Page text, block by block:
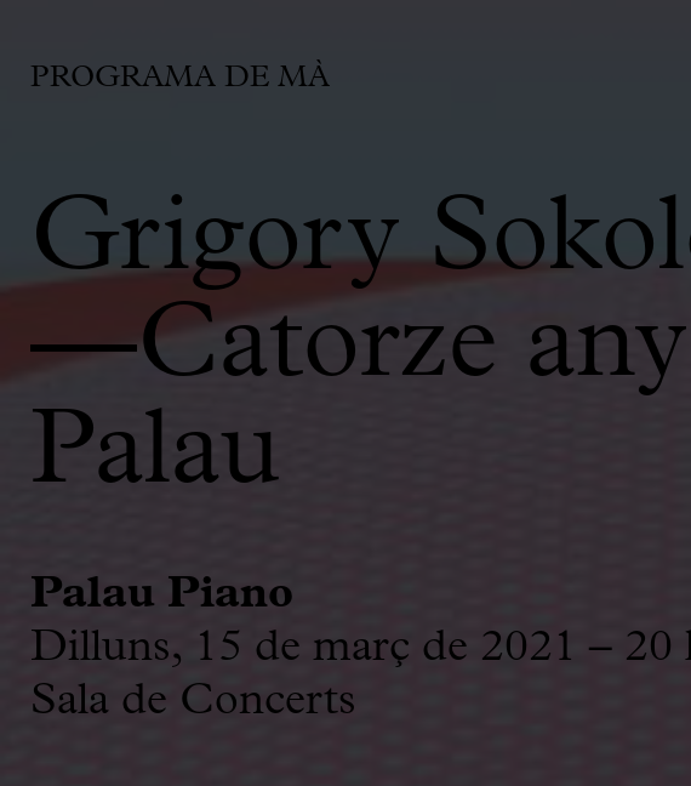
PROGRAMA DE MÀ
Grigory
―Catorze
Palau
Palau Piano
Dilluns, 15 de març de 2021 – 20
Sala de Concerts